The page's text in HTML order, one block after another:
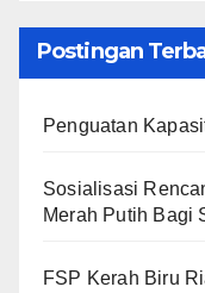
Postingan
Penguatan
Sosialisasi
Merah Putih Bagi
FSP Kerah Biru